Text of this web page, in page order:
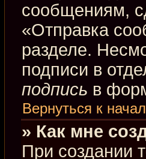
сообщениям,
«Отправка
разделе.
подписи в
подпись в
Вернуться к
» Как мне
При создании